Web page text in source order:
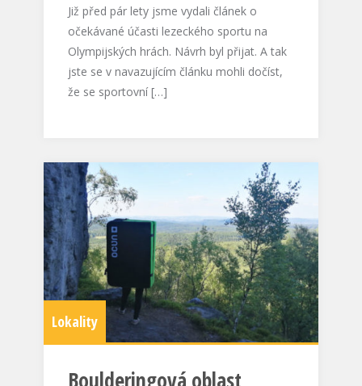
Již před pár lety jsme vydali článek o
očekávané účasti lezeckého sportu na
Olympijských hrách. Návrh byl přijat. A tak
jste se v navazujícím článku mohli dočíst,
že se sportovní […]
Lokality
Boulderingová oblast